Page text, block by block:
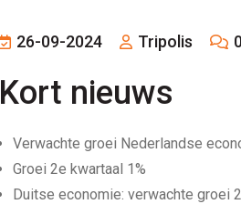
26-09-2024 Tripolis
Kort nieuws
Verwachte groei Nederlandse
Groei 2e kwartaal 1%
Duitse economie: verwachte groei